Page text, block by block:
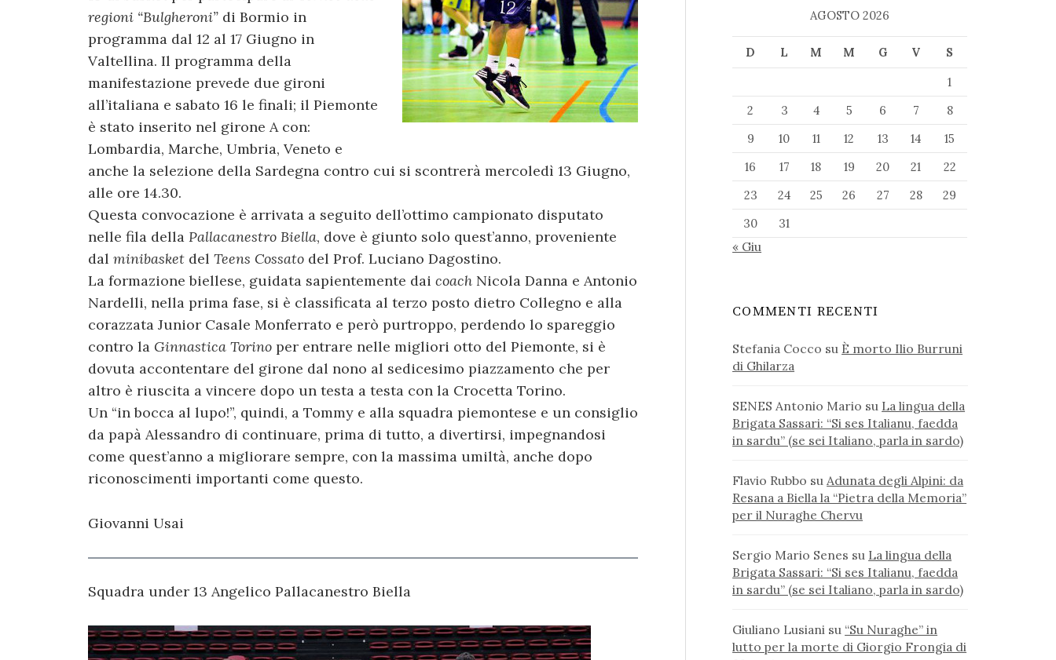
regioni “Bulgheroni” di Bormio in
programma dal 12 al 17 Giugno in
Valtellina. Il programma della
manifestazione prevede due gironi
all’italiana e sabato 16 le finali; il Piemonte
è stato inserito nel girone A con:
Lombardia, Marche, Umbria, Veneto e
anche la selezione della Sardegna contro cui si scontrerà mercoledì 13 Giugno,
alle ore 14.30.
Questa convocazione è arrivata a seguito dell’ottimo campionato disputato
nelle fila della Pallacanestro Biella, dove è giunto solo quest’anno, proveniente
dal minibasket del Teens Cossato del Prof. Luciano Dagostino.
La formazione biellese, guidata sapientemente dai coach Nicola Danna e Antonio
Nardelli, nella prima fase, si è classificata al terzo posto dietro Collegno e alla
corazzata Junior Casale Monferrato e però purtroppo, perdendo lo spareggio
contro la Ginnastica Torino per entrare nelle migliori otto del Piemonte, si è
dovuta accontentare del girone dal nono al sedicesimo piazzamento che per
altro è riuscita a vincere dopo un testa a testa con la Crocetta Torino.
Un “in bocca al lupo!”, quindi, a Tommy e alla squadra piemontese e un consiglio
da papà Alessandro di continuare, prima di tutto, a divertirsi, impegnandosi
come quest’anno a migliorare sempre, con la massima umiltà, anche dopo
riconoscimenti importanti come questo.
Giovanni Usai
Squadra under 13 Angelico Pallacanestro Biella
AGOSTO 2026
D L M M G V
S
1
2
3 4 5 6 7
8
9
10 11 12 13 14
15
16
17 18 19 20 21
22
23
24 25 26 27 28
29
30
31
« Giu
COMMENTI RECENTI
Stefania Cocco su È morto Ilio Burruni
di Ghilarza
SENES Antonio Mario su La lingua della
Brigata Sassari: “Si ses Italianu, faedda
in sardu” (se sei Italiano, parla in sardo)
Flavio Rubbo su Adunata degli Alpini: da
Resana a Biella la “Pietra della Memoria”
per il Nuraghe Chervu
Sergio Mario Senes su La lingua della
Brigata Sassari: “Si ses Italianu, faedda
in sardu” (se sei Italiano, parla in sardo)
Giuliano Lusiani su “Su Nuraghe” in
lutto per la morte di Giorgio Frongia di